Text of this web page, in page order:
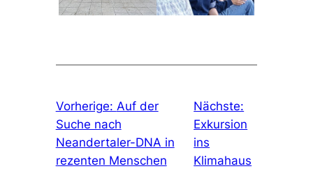
Vorherige: Auf der
Suche nach
Neandertaler-DNA in
rezenten Menschen
Nächste:
Exkursion
ins
Klimahaus